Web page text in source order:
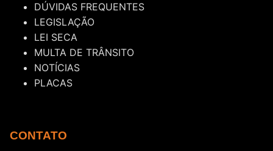
DÚVIDAS FREQUENTES
LEGISLAÇÃO
LEI SECA
MULTA DE TRÂNSITO
NOTÍCIAS
PLACAS
CONTATO